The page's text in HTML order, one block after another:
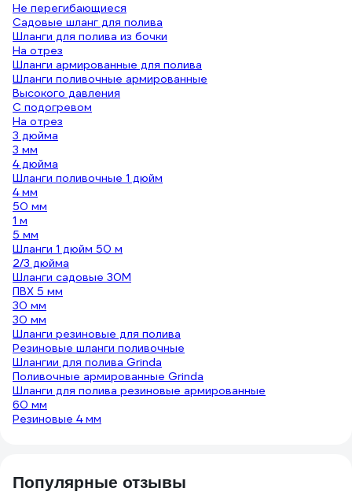
Не перегибающиеся
Садовые шланг для полива
Шланги для полива из бочки
На отрез
Шланги армированные для полива
Шланги поливочные армированные
Высокого давления
С подогревом
На отрез
3 дюйма
3 мм
4 дюйма
Шланги поливочные 1 дюйм
4 мм
50 мм
1 м
5 мм
Шланги 1 дюйм 50 м
2/3 дюйма
Шланги садовые 30М
ПВХ 5 мм
30 мм
30 мм
Шланги резиновые для полива
Резиновые шланги поливочные
Шлангии для полива Grinda
Поливочные армированные Grinda
Шланги для полива резиновые армированные
60 мм
Резиновые 4 мм
Популярные отзывы